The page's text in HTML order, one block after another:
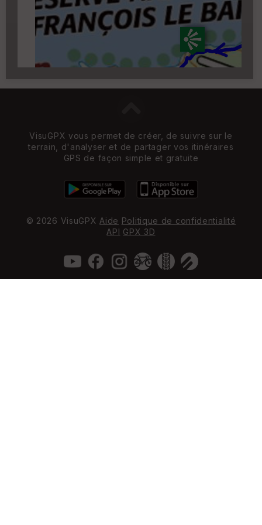
zoom 14)
VisuGPX vous permet de créer, de suivre sur le
terrain, d'analyser et de partager vos itinéraires
GPS de façon simple et gratuite
© 2026 VisuGPX Aide Politique de confidentialité
API GPX 3D